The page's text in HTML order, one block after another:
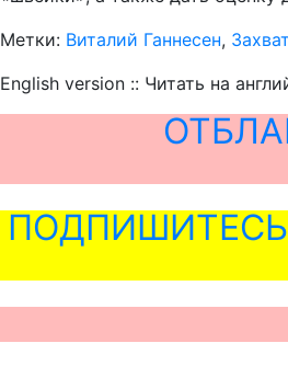
Метки: Виталий Ганнесен,
English version :: Читать на